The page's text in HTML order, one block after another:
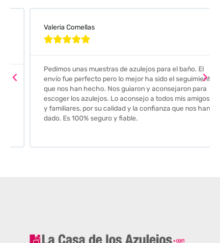
Valeria Comellas

Pedimos unas muestras de azulejos para el baño. El
envío fue perfecto pero lo mejor ha sido el seguimiento
que nos han hecho. Nos guiaron y aconsejaron para
escoger los azulejos. Lo aconsejo a todos mis amigos
y familiares, por su calidad y la confianza que nos han
dado. Es 100% seguro y fiable.